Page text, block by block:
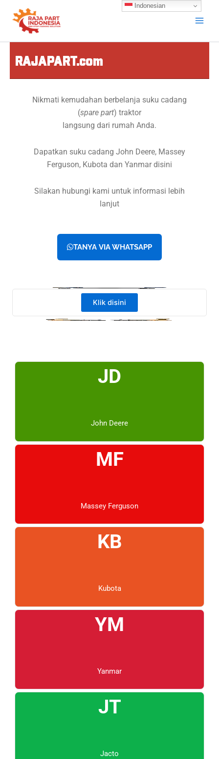
content
RAJAPART.com
Nikmati kemudahan berbelanja suku cadang
(spare part) traktor
langsung dari rumah Anda.
Dapatkan suku cadang John Deere, Massey
Ferguson, Kubota dan Yanmar disini
Silakan hubungi kami untuk informasi lebih
lanjut
TANYA VIA WHATSAPP
Klik disini
JD
John Deere
MF
Massey Ferguson
KB
Kubota
YM
Yanmar
JT
Jacto
Indonesian